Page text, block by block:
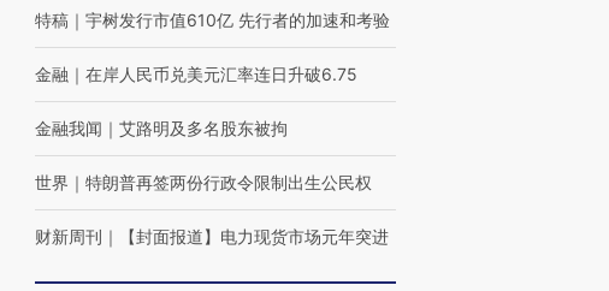
特稿 ｜ 宇树发行市值610亿 先行者的加速和考验
金融 ｜ 在岸人民币兑美元汇率连日升破6.75
金融我闻 ｜ 艾路明及多名股东被拘
世界 ｜ 特朗普再签两份行政令限制出生公民权
财新周刊 ｜ 【封面报道】电力现货市场元年突进